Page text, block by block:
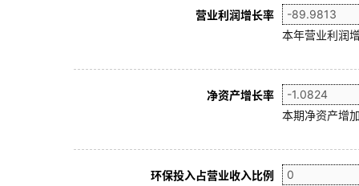
营业利润增长率
本年营业利润
净资产增长率
本期净资产增
环保投入占营业收入比例